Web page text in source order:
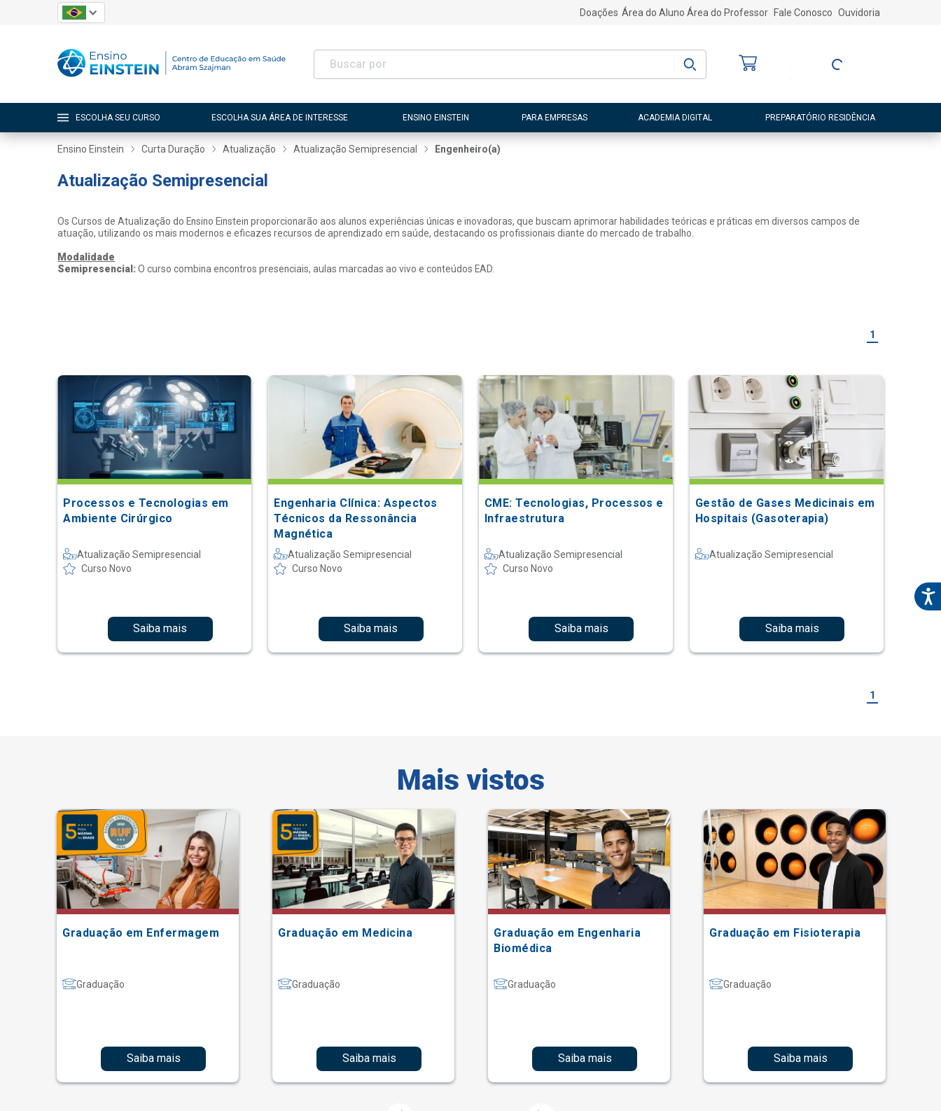
Doações Área do Aluno Área do Professor Fale Conosco Ouvidoria
Entre ou Cadastre-
ESCOLHA SEU CURSO ESCOLHA SUA ÁREA DE INTERESSE ENSINO EINSTEIN PARA EMPRESAS ACADEMIA DIGITAL PREPARATÓRIO RESIDÊNCIA
Ensino Einstein Curta Duração Atualização Atualização Semipresencial Engenheiro(a)
Atualização Semipresencial
Os Cursos de Atualização do Ensino Einstein proporcionarão aos alunos experiências únicas e inovadoras, que buscam aprimorar habilidades teóricas e práticas em diversos campos de
atuação, utilizando os mais modernos e eficazes recursos de aprendizado em saúde, destacando os profissionais diante do mercado de trabalho.
Modalidade
Semipresencial:O curso combina encontros presenciais, aulas marcadas ao vivo e conteúdos EAD.
1
Processos e Tecnologias em
Ambiente Cirúrgico
Atualização Semipresencial
Curso Novo
Saiba mais
Engenharia Clínica: Aspectos
Técnicos da Ressonância
Magnética
Atualização Semipresencial
Curso Novo
Saiba mais
CME: Tecnologias, Processos e
Infraestrutura
Atualização Semipresencial
Curso Novo
Saiba mais
Gestão de Gases Medicinais em
Hospitais (Gasoterapia)
Atualização Semipresencial
Saiba mais
1
Mais vistos
Graduação em Enfermagem
Graduação
Saiba mais
Graduação em Medicina
Graduação
Saiba mais
Graduação em Engenharia
Biomédica
Graduação
Saiba mais
Graduação em Fisioterapia
Graduação
Saiba mais